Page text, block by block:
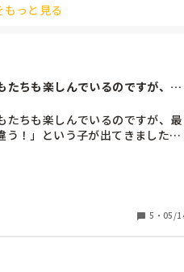
ていきますよね。
ペンでも道具を使う
て来て描きたくないでも描かなくち
ます。
と。
もっと見る
たちも楽しんでいるのですが、最
たちも楽しんでいるのですが、最
う！」という子が出てきました…
ようか」などと言うと今度はまた
は初めて…
でしょうか？
5 ・ 05/